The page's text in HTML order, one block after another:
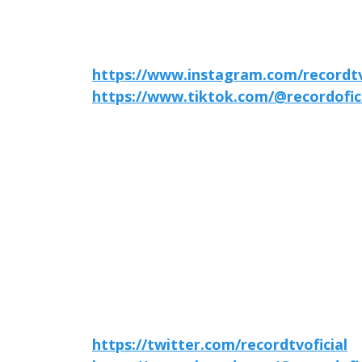
https://www.instagram.com/
https://www.tiktok.com/
https://twitter.com/recordtvoficial